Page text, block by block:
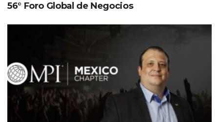
Etiquetas: Global MICE Collective IAEE MPI SITE
56° Foro Global de Negocios